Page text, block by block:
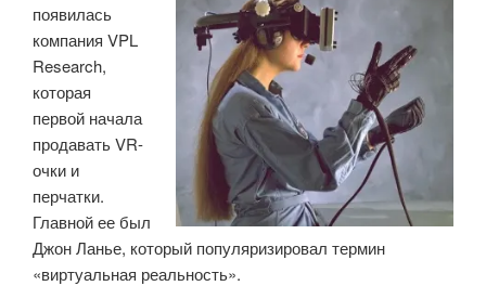
появилась
компания VPL
Research,
которая
первой начала
продавать VR-
очки и
перчатки.
Главной ее был
Джон Ланье, который популяризировал термин
«виртуальная реальность».